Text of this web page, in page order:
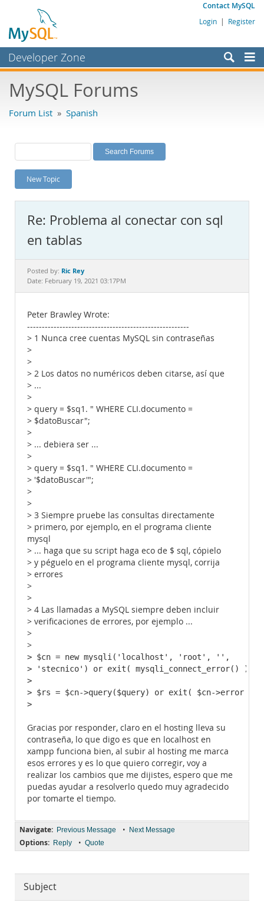
Contact MySQL
Login | Register
Developer Zone
Bugs
Labs
Planet MySQL
News and Events
MySQL.com
Downloads
Documentation
MySQL Forums
Forum List » Spanish
New Topic
Re: Problema al conectar con sql
en tablas
Posted by: Ric Rey
Date: February 19, 2021 03:17PM
Peter Brawley Wrote:
-------------------------------------------------------
> 1 Nunca cree cuentas MySQL sin contraseñas
>
>
> 2 Los datos no numéricos deben citarse, así que
> ...
>
> query = $sq1. " WHERE CLI.documento =
> $datoBuscar";
>
> ... debiera ser ...
>
> query = $sq1. " WHERE CLI.documento =
> '$datoBuscar'";
>
>
> 3 Siempre pruebe las consultas directamente
> primero, por ejemplo, en el programa cliente
mysql
> ... haga que su script haga eco de $ sql, cópielo
> y péguelo en el programa cliente mysql, corrija
> errores
>
>
> 4 Las llamadas a MySQL siempre deben incluir
> verificaciones de errores, por ejemplo ...
>
>
> $cn = new mysqli('localhost', 'root', '',
> 'stecnico') or exit( mysqli_connect_error() );
>
> $rs = $cn->query($query) or exit( $cn->error );
>
Gracias por responder, claro en el hosting lleva su
contraseña, lo que digo es que en localhost en
xampp funciona bien, al subir al hosting me marca
esos errores y es lo que quiero corregir, voy a
realizar los cambios que me dijistes, espero que me
puedas ayudar a resolverlo quedo muy agradecido
por tomarte el tiempo.
Navigate: Previous Message • Next Message
Options: Reply • Quote
Subject